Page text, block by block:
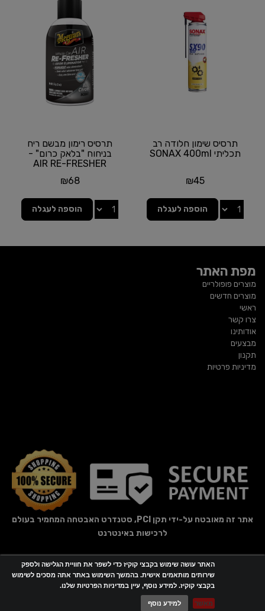
תרסיס שימון חלודה רב
תכליתי SONAX 400ml
₪45
הוספה לעגלה
תרסיס רימון מבשם ריח
בניחוח "בלאק כרום" -
AIR RE-FRESHER
SCENT מבית...₪68
הוספה לעגלה
מפת האתר
מוצרים פופולריים
מוצרים חדשים
ראשי
צרו קשר
אודותינו
מבצעים
תקנון
מדיניות פרטיות
אתר זה מאובטח על-ידי תקן PCI, סטנדרט האבטחה המחמיר בעולם
לרכישות באינטרנט
חנות וירטואלית | אתר אינטרנט
האתר עושה שימוש בקבצי קוקיז כדי לשפר את חוויית הגלישה ולספק
שירותים מותאמים אישית. בהמשך השימוש באתר אתה מסכים לשימוש
בקבצי קוקיז. למידע נוסף, עיין במדיניות הפרטיות שלנו.
מאשר למידע נוסף